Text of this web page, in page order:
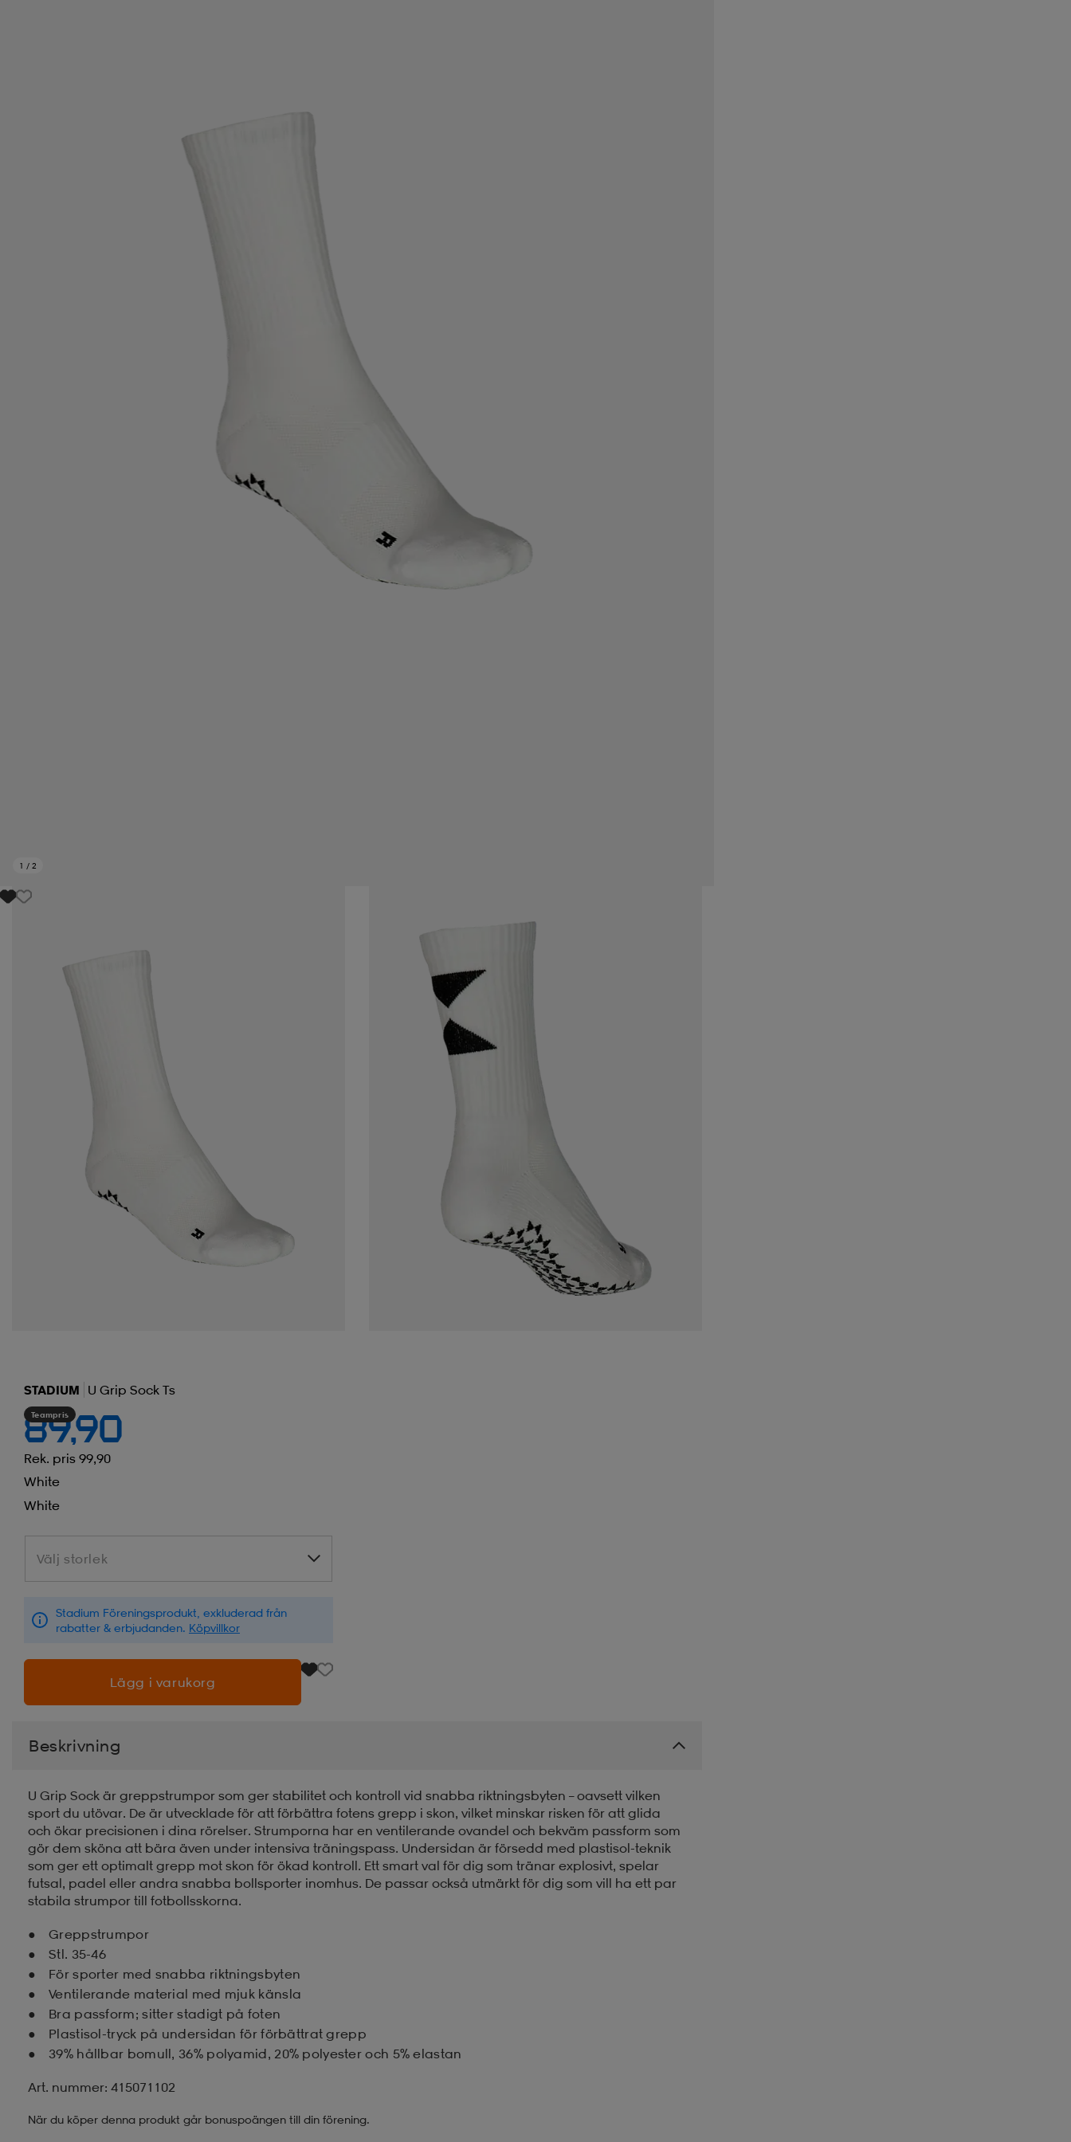
1 / 2
STADIUM U Grip Sock Ts
Teampris
89,90
Rek. pris 99,90
White
White
Välj storlek
Välj storlek
Stadium Föreningsprodukt, exkluderad från
rabatter & erbjudanden. Köpvillkor
Lägg i varukorg
Beskrivning
U Grip Sock är greppstrumpor som ger stabilitet och kontroll vid snabba riktningsbyten – oavsett vilken
sport du utövar. De är utvecklade för att förbättra fotens grepp i skon, vilket minskar risken för att glida
och ökar precisionen i dina rörelser. Strumporna har en ventilerande ovandel och bekväm passform som
gör dem sköna att bära även under intensiva träningspass. Undersidan är försedd med plastisol-teknik
som ger ett optimalt grepp mot skon för ökad kontroll. Ett smart val för dig som tränar explosivt, spelar
futsal, padel eller andra snabba bollsporter inomhus. De passar också utmärkt för dig som vill ha ett par
stabila strumpor till fotbollsskorna.
Greppstrumpor
Stl. 35-46
För sporter med snabba riktningsbyten
Ventilerande material med mjuk känsla
Bra passform; sitter stadigt på foten
Plastisol-tryck på undersidan för förbättrat grepp
39% hållbar bomull, 36% polyamid, 20% polyester och 5% elastan
Art. nummer: 415071102
När du köper denna produkt går bonuspoängen till din förening.